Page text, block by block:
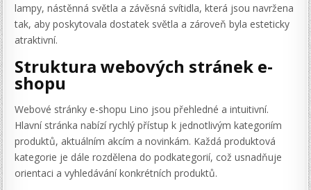
lampy, nástěnná světla a závěsná svítidla, která jsou navržena
tak, aby poskytovala dostatek světla a zároveň byla esteticky
atraktivní.
Struktura webových stránek e-
shopu
Webové stránky e-shopu Lino jsou přehledné a intuitivní.
Hlavní stránka nabízí rychlý přístup k jednotlivým kategoriím
produktů, aktuálním akcím a novinkám. Každá produktová
kategorie je dále rozdělena do podkategorií, což usnadňuje
orientaci a vyhledávání konkrétních produktů.